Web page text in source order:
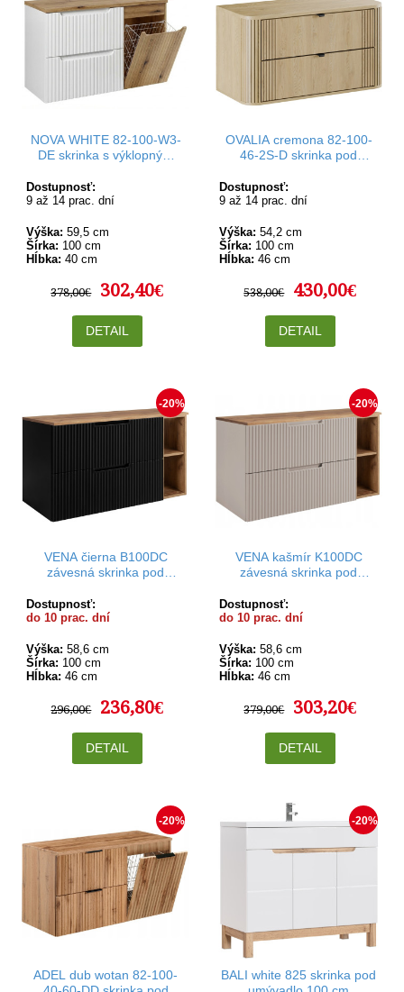
NOVA WHITE 82-100-W3-
DE skrinka s výklopným
Dostupnosť:
9 až 14 prac. dní
Výška: 59,5 cm
Šírka: 100 cm
Hĺbka: 40 cm
378,00€ 302,40€
DETAIL
OVALIA cremona 82-100-
46-2S-D skrinka pod
Dostupnosť:
9 až 14 prac. dní
Výška: 54,2 cm
Šírka: 100 cm
Hĺbka: 46 cm
538,00€ 430,00€
DETAIL
-20%
VENA čierna B100DC
závesná skrinka pod
Dostupnosť:
do 10 prac. dní
Výška: 58,6 cm
Šírka: 100 cm
Hĺbka: 46 cm
296,00€ 236,80€
DETAIL
-20%
VENA kašmír K100DC
závesná skrinka pod
Dostupnosť:
do 10 prac. dní
Výška: 58,6 cm
Šírka: 100 cm
Hĺbka: 46 cm
379,00€ 303,20€
DETAIL
-20%
ADEL dub wotan 82-100-
-20%
BALI white 825 skrinka pod